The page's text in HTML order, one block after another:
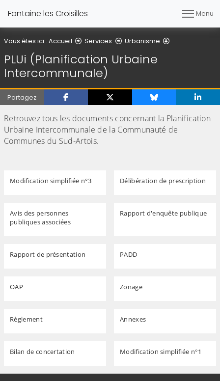
Fontaine les Croisilles Menu
Vous êtes ici : Accueil Services Urbanisme
PLUi (Planification Urbaine
Intercommunale)
Partagez
Retrouvez tous les documents concernant la Planification
Urbaine Intercommunale de la Communauté de
Communes du Sud-Artois.
Modification simplifiée n°3 Délibération de prescription
Avis des personnes
publiques associées
Rapport d'enquête publique
Rapport de présentation PADD
OAP Zonage
Règlement Annexes
Bilan de concertation Modification simplifiée n°1